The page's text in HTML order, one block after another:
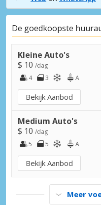
De goedkoopste
Kleine Auto's
$ 10 /dag
4
3 A
Bekijk Aanbod
Medium Auto's
$ 10 /dag
5
5 A
Bekijk Aanbod
Meer